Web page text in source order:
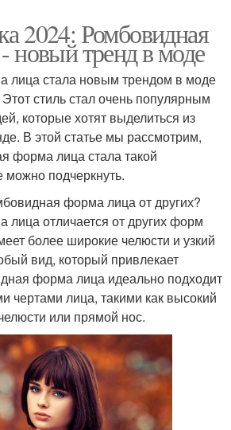
2024: Ромбовидная
новый тренд в моде
лица стала новым трендом в моде
стиль стал очень популярным
которые хотят выделиться из
В этой статье мы рассмотрим,
форма лица стала такой
можно подчеркнуть.
форма лица от других?
отличается от других форм
более широкие челюсти и узкий
вид, который привлекает
форма лица идеально подходит
чертами лица, такими как высокий
или прямой нос.